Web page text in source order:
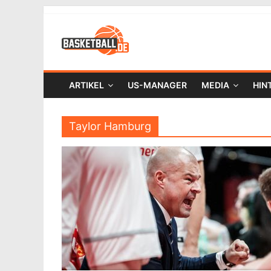
ARTIKEL US-MANAGER MEDIA
Taylor Hamburg